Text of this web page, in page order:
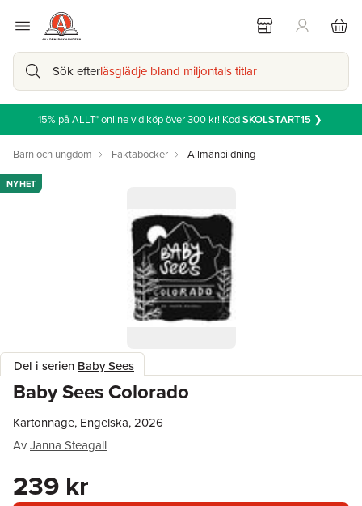
Sök efterläsglädje bland miljontals titlar
15% på ALLT* online vid köp över 300 kr! KodSKOLSTART15❯
Barn och ungdom Faktaböcker Allmänbildning
Del i serien Baby Sees
Baby Sees Colorado
NYHET
Kartonnage, Engelska, 2026
AvJanna Steagall
239 kr